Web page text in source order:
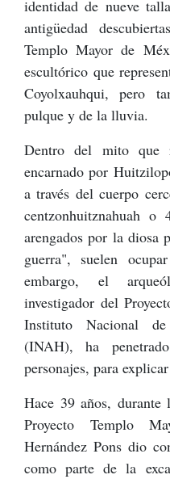
identidad de nueve
antigüedad
Templo Mayor de
escultórico que
Coyolxauhqui, pero
pulque y de la lluvia.
Dentro del mito que
encarnado por
a través del cuerpo
centzonhuitznahuah o
arengados por la diosa
guerra", suelen
embargo, el
investigador del
Instituto Nacional
(INAH), ha
personajes, para
Hace 39 años, durante
Proyecto Templo
Hernández Pons dio
como parte de la